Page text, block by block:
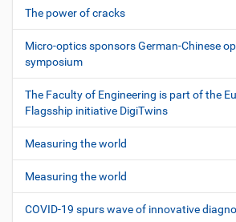
The power of cracks
Micro-optics sponsors German-Chinese
symposium
The Faculty of Engineering is part of the
Flagsship initiative DigiTwins
Measuring the world
Measuring the world
COVID-19 spurs wave of innovative